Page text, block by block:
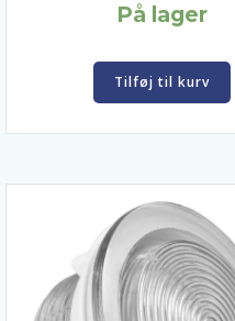
På lager
Tilføj til kurv